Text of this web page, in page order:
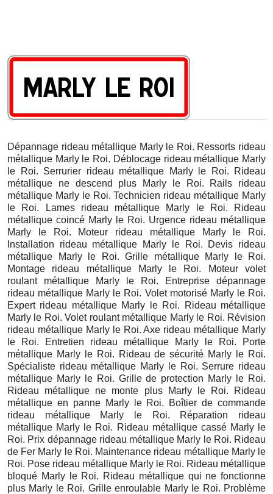
Dépannage rideau métallique Marly le Roi. Ressorts rideau
métallique Marly le Roi. Déblocage rideau métallique Marly
le Roi. Serrurier rideau métallique Marly le Roi. Rideau
métallique ne descend plus Marly le Roi. Rails rideau
métallique Marly le Roi. Technicien rideau métallique Marly
le Roi. Lames rideau métallique Marly le Roi. Rideau
métallique coincé Marly le Roi. Urgence rideau métallique
Marly le Roi. Moteur rideau métallique Marly le Roi.
Installation rideau métallique Marly le Roi. Devis rideau
métallique Marly le Roi. Grille métallique Marly le Roi.
Montage rideau métallique Marly le Roi. Moteur volet
roulant métallique Marly le Roi. Entreprise dépannage
rideau métallique Marly le Roi. Volet motorisé Marly le Roi.
Expert rideau métallique Marly le Roi. Rideau métallique
Marly le Roi. Volet roulant métallique Marly le Roi. Révision
rideau métallique Marly le Roi. Axe rideau métallique Marly
le Roi. Entretien rideau métallique Marly le Roi. Porte
métallique Marly le Roi. Rideau de sécurité Marly le Roi.
Spécialiste rideau métallique Marly le Roi. Serrure rideau
métallique Marly le Roi. Grille de protection Marly le Roi.
Rideau métallique ne monte plus Marly le Roi. Rideau
métallique en panne Marly le Roi. Boîtier de commande
rideau métallique Marly le Roi. Réparation rideau
métallique Marly le Roi. Rideau métallique cassé Marly le
Roi. Prix dépannage rideau métallique Marly le Roi. Rideau
de Fer Marly le Roi. Maintenance rideau métallique Marly le
Roi. Pose rideau métallique Marly le Roi. Rideau métallique
bloqué Marly le Roi. Rideau métallique qui ne fonctionne
plus Marly le Roi. Grille enroulable Marly le Roi. Problème